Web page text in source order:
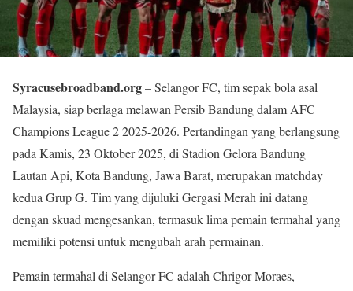
Syracusebroadband.org– Selangor FC, tim sepak bola asal
Malaysia, siap berlaga melawan Persib Bandung dalam AFC
Champions League 2 2025-2026. Pertandingan yang berlangsung
pada Kamis, 23 Oktober 2025, di Stadion Gelora Bandung
Lautan Api, Kota Bandung, Jawa Barat, merupakan matchday
kedua Grup G. Tim yang dijuluki Gergasi Merah ini datang
dengan skuad mengesankan, termasuk lima pemain termahal yang
memiliki potensi untuk mengubah arah permainan.
Pemain termahal di Selangor FC adalah Chrigor Moraes,